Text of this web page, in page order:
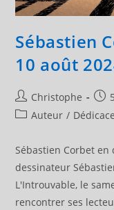
Sébastien
10 août
Auteur/autrice
de
Christophe
PostAuteur /
Sébastien Corbet en
dessinateur
L'Introuvable, le
rencontrer ses